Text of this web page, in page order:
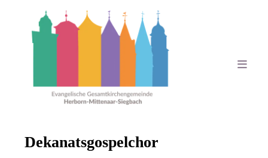
Dekanatsgospelchor